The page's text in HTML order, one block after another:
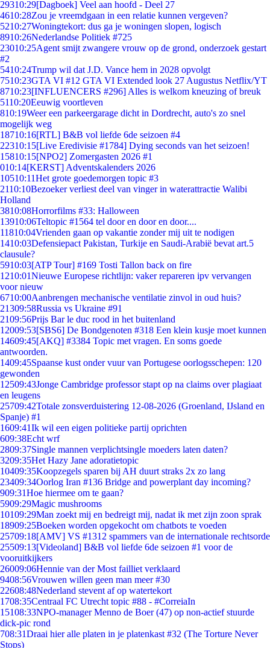
29310:29[Dagboek] Veel aan hoofd - Deel 27
4610:28Zou je vreemdgaan in een relatie kunnen vergeven?
5210:27Woningtekort: dus ga je woningen slopen, logisch
8910:26Nederlandse Politiek #725
23010:25Agent smijt zwangere vrouw op de grond, onderzoek gestart
#2
5410:24Trump wil dat J.D. Vance hem in 2028 opvolgt
7510:23GTA VI #12 GTA VI Extended look 27 Augustus Netflix/YT
8710:23[INFLUENCERS #296] Alles is welkom kneuzing of breuk
5110:20Eeuwig voortleven
810:19Weer een parkeergarage dicht in Dordrecht, auto's zo snel
mogelijk weg
18710:16[RTL] B&B vol liefde 6de seizoen #4
22310:15[Live Eredivisie #1784] Dying seconds van het seizoen!
15810:15[NPO2] Zomergasten 2026 #1
010:14[KERST] Adventskalenders 2026
10510:11Het grote goedemorgen topic #3
2110:10Bezoeker verliest deel van vinger in waterattractie Walibi
Holland
3810:08Horrorfilms #33: Halloween
13910:06Teltopic #1564 tel door en door en door....
11810:04Vrienden gaan op vakantie zonder mij uit te nodigen
1410:03Defensiepact Pakistan, Turkije en Saudi-Arabië bevat art.5
clausule?
5910:03[ATP Tour] #169 Tosti Tallon back on fire
1210:01Nieuwe Europese richtlijn: vaker repareren ipv vervangen
voor nieuw
6710:00Aanbrengen mechanische ventilatie zinvol in oud huis?
21309:58Russia vs Ukraine #91
2109:56Prijs Bar le duc rood in het buitenland
12009:53[SBS6] De Bondgenoten #318 Een klein kusje moet kunnen
14609:45[AKQ] #3384 Topic met vragen. En soms goede
antwoorden.
1409:45Spaanse kust onder vuur van Portugese oorlogsschepen: 120
gewonden
12509:43Jonge Cambridge professor stapt op na claims over plagiaat
en leugens
25709:42Totale zonsverduistering 12-08-2026 (Groenland, IJsland en
Spanje) #1
1609:41Ik wil een eigen politieke partij oprichten
609:38Echt wrf
2809:37Single mannen verplichtsingle moeders laten daten?
3209:35Het Hazy Jane adoratietopic
10409:35Koopzegels sparen bij AH duurt straks 2x zo lang
23409:34Oorlog Iran #136 Bridge and powerplant day incoming?
909:31Hoe hiermee om te gaan?
5909:29Magic mushrooms
10109:29Man zoekt mij en bedreigt mij, nadat ik met zijn zoon sprak
18909:25Boeken worden opgekocht om chatbots te voeden
25709:18[AMV] VS #1312 spammers van de internationale rechtsorde
25509:13[Videoland] B&B vol liefde 6de seizoen #1 voor de
vooruitkijkers
26009:06Hennie van der Most failliet verklaard
9408:56Vrouwen willen geen man meer #30
22608:48Nederland stevent af op watertekort
1708:35Centraal FC Utrecht topic #88 - #CorreiaIn
15108:33NPO-manager Menno de Boer (47) op non-actief stuurde
dick-pic rond
708:31Draai hier alle platen in je platenkast #32 (The Torture Never
Stops)